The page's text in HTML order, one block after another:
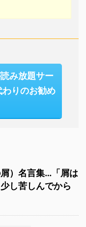
み放題サー
わりのお勧め
）名言集…「屑は
し苦しんでから